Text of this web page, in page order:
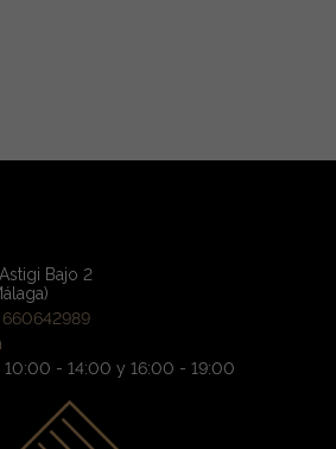
Bajo 2
660642989
10:00 - 14:00 y 16:00 - 19:00